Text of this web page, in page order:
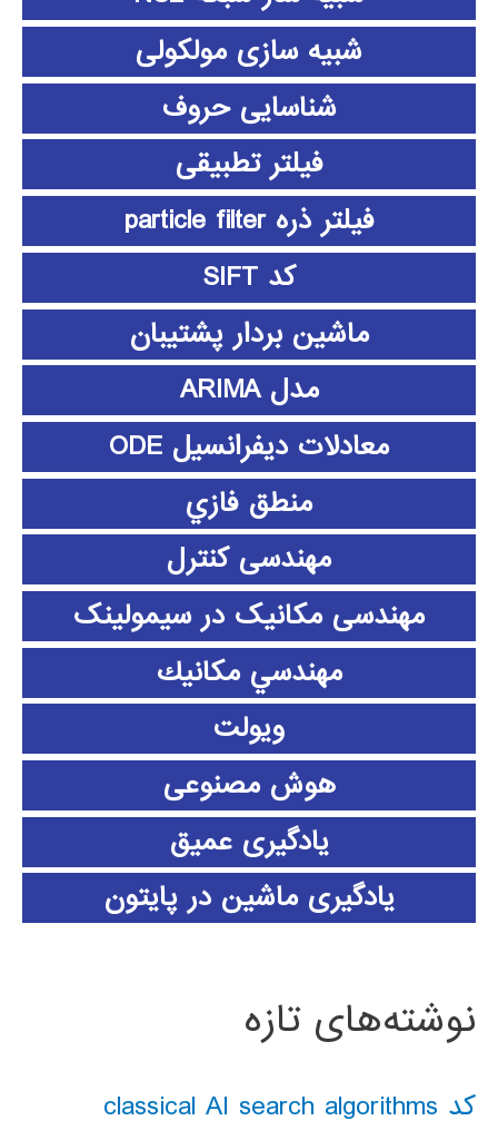
شبیه سازی مولکولی
شناسایی حروف
فیلتر تطبیقی
فیلتر ذره particle filter
کد SIFT
ماشین بردار پشتیبان
مدل ARIMA
معادلات دیفرانسیل ODE
منطق فازي
مهندسی کنترل
مهندسی مکانیک در سیمولینک
مهندسي مكانيك
ویولت
هوش مصنوعی
یادگیری عمیق
یادگیری ماشین در پایتون
نوشته‌های تازه
کد classical AI search algorithms